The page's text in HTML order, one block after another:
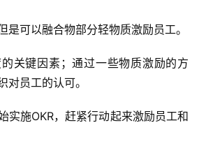
是可以融合物部分轻物质激励员工。
关键因素；通过一些物质激励的方
对员工的认可。
实施OKR，赶紧行动起来激励员工和